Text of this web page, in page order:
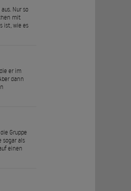
Nur so
mit
ist, wie es
er im
dann
Gruppe
sogar als
einen